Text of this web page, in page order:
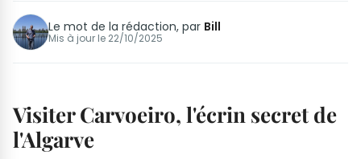
Le mot de la rédaction, par Bill
Mis à jour le 22/10/2025
Visiter Carvoeiro, l'écrin secret de
l'Algarve